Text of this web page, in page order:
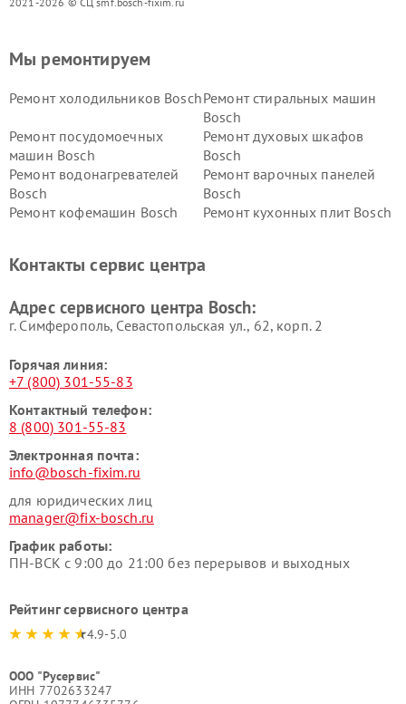
Мы ремонтируем
Ремонт холодильников BoschРемонт стиральных машин
Bosch
Ремонт посудомоечных
машин Bosch
Ремонт духовых шкафов
Bosch
Ремонт водонагревателей
Bosch
Ремонт варочных панелей
Bosch
Ремонт кофемашин Bosch
Ремонт кухонных плит Bosch
Ремонт сушильных автоматовРемонт морозильных камер
Контакты сервис центра
Адрес сервисного центра Bosch:
г. Симферополь, Севастопольская ул., 62, корп. 2
Горячая линия:
+7 (800) 301-55-83
Контактный телефон:
8 (800) 301-55-83
Электронная почта:
info@bosch-fixim.ru
для юридических лиц
manager@fix-bosch.ru
График работы:
ПН-ВСК с 9:00 до 21:00 без перерывов и выходных
Рейтинг сервисного центра
4.9-5.0
ООО "Русервис"
ИНН 7702633247